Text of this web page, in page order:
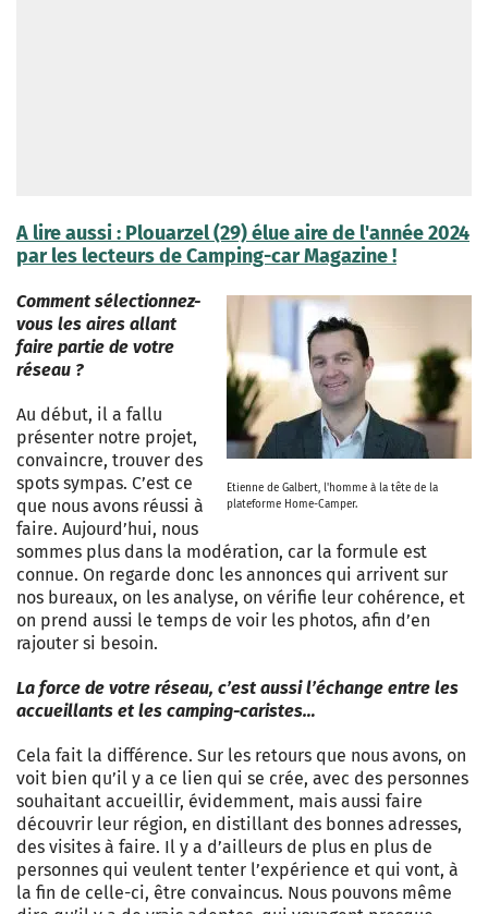
A lire aussi : Plouarzel (29) élue aire de l'année 2024
par les lecteurs de Camping-car Magazine !
Etienne de Galbert, l'homme à la tête de la
plateforme Home-Camper.
Comment sélectionnez-
vous les aires allant
faire partie de votre
réseau ?
Au début, il a fallu
présenter notre projet,
convaincre, trouver des
spots sympas. C’est ce
que nous avons réussi à
faire. Aujourd’hui, nous
sommes plus dans la modération, car la formule est
connue. On regarde donc les annonces qui arrivent sur
nos bureaux, on les analyse, on vérifie leur cohérence, et
on prend aussi le temps de voir les photos, afin d’en
rajouter si besoin.
La force de votre réseau, c’est aussi l’échange entre les
accueillants et les camping-caristes…
Cela fait la différence. Sur les retours que nous avons, on
voit bien qu’il y a ce lien qui se crée, avec des personnes
souhaitant accueillir, évidemment, mais aussi faire
découvrir leur région, en distillant des bonnes adresses,
des visites à faire. Il y a d’ailleurs de plus en plus de
personnes qui veulent tenter l’expérience et qui vont, à
la fin de celle-ci, être convaincus. Nous pouvons même